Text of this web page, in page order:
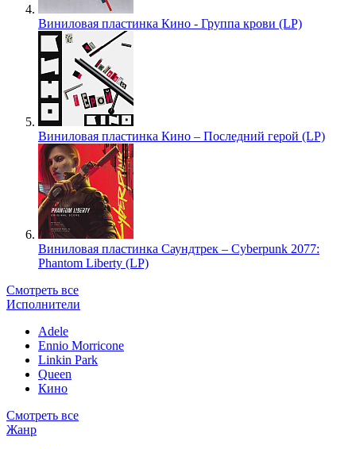
Виниловая пластинка Кино - Группа крови (LP)
Виниловая пластинка Кино – Последний герой (LP)
Виниловая пластинка Саундтрек – Cyberpunk 2077:
Phantom Liberty (LP)
Смотреть все
Исполнители
Adele
Ennio Morricone
Linkin Park
Queen
Кино
Смотреть все
Жанр